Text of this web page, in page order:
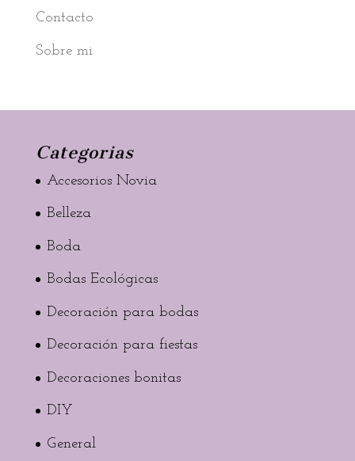
Contacto
Sobre mi
Categorias
Accesorios Novia
Belleza
Boda
Bodas Ecológicas
Decoración para bodas
Decoración para fiestas
Decoraciones bonitas
DIY
General